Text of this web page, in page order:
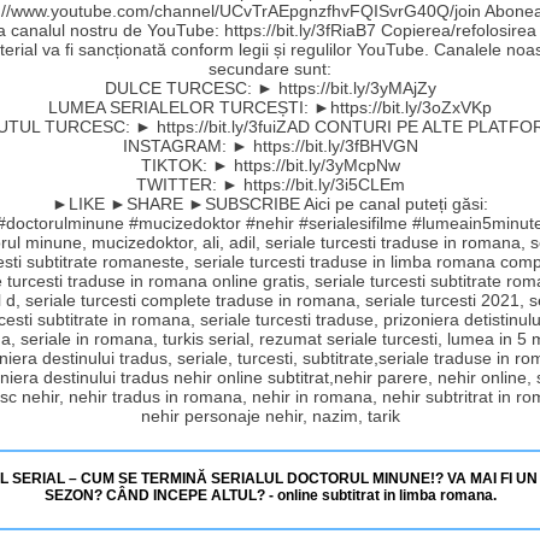
www.youtube.com/channel/UCvTrAEpgnzfhvFQISvrG40Q/join
canalul nostru de YouTube: https://bit.ly/3fRiaB7 Copierea/refolosirea
va fi sancționată conform legii și regulilor YouTube. Canalele
secundare sunt:
DULCE TURCESC: ► https://bit.ly/3yMAjZy
LUMEA SERIALELOR TURCEȘTI: ►https://bit.ly/3oZxVKp
TURCESC: ► https://bit.ly/3fuiZAD CONTURI PE ALTE
INSTAGRAM: ► https://bit.ly/3fBHVGN
TIKTOK: ► https://bit.ly/3yMcpNw
TWITTER: ► https://bit.ly/3i5CLEm
►LIKE ►SHARE ►SUBSCRIBE Aici pe canal puteți găsi:
#mucizedoktor #nehir #serialesifilme
minune, mucizedoktor, ali, adil, seriale turcesti traduse in romana,
subtitrate romaneste, seriale turcesti traduse in limba romana
turcesti traduse in romana online gratis, seriale turcesti subtitrate
d, seriale turcesti complete traduse in romana, seriale turcesti 2021,
subtitrate in romana, seriale turcesti traduse, prizoniera
seriale in romana, turkis serial, rezumat seriale turcesti, lumea in 5
destinului tradus, seriale, turcesti, subtitrate,seriale traduse in
destinului tradus nehir online subtitrat,nehir parere, nehir online,
nehir, nehir tradus in romana, nehir in romana, nehir subtritrat in
nehir personaje nehir, nazim, tarik
SERIAL – CUM SE TERMINĂ SERIALUL DOCTORUL MINUNE!? VA MAI FI
SEZON? CÂND INCEPE ALTUL? - online subtitrat in limba romana.